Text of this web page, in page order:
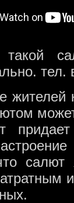
такой
тел.
жителей
придает